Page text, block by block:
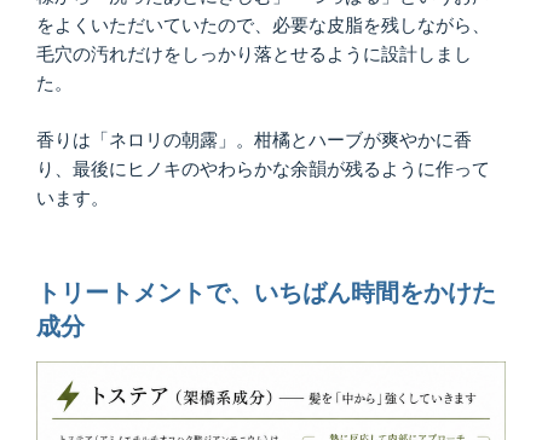
をよくいただいていたので、必要な皮脂を残しながら、
毛穴の汚れだけをしっかり落とせるように設計しまし
た。
香りは「ネロリの朝露」。柑橘とハーブが爽やかに香
り、最後にヒノキのやわらかな余韻が残るように作って
います。
トリートメントで、いちばん時間をかけた
成分